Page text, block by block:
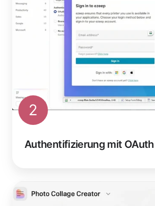
2
Authentifizierung mit OAuth